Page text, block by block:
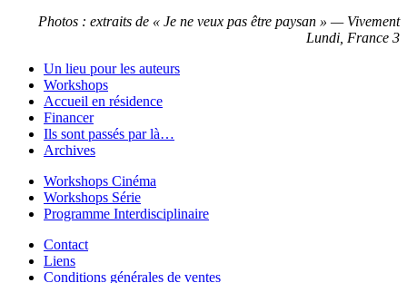
Photos : extraits de « Je ne veux pas être paysan » — Vivement
Lundi, France 3
Un lieu pour les auteurs
Workshops
Accueil en résidence
Financer
Ils sont passés par là…
Archives
Workshops Cinéma
Workshops Série
Programme Interdisciplinaire
Contact
Liens
Conditions générales de ventes